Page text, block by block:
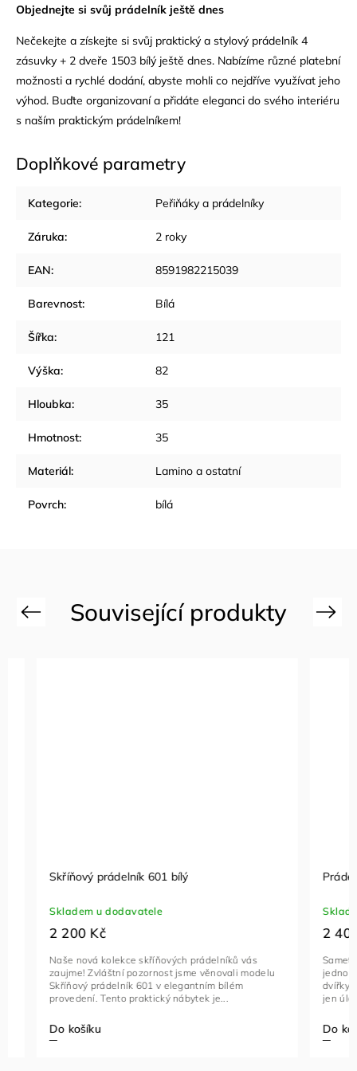
Objednejte si svůj prádelník ještě dnes
Nečekejte a získejte si svůj praktický a stylový prádelník 4
zásuvky + 2 dveře 1503 bílý ještě dnes. Nabízíme různé platební
možnosti a rychlé dodání, abyste mohli co nejdříve využívat jeho
výhod. Buďte organizovaní a přidáte eleganci do svého interiéru
s naším praktickým prádelníkem!
Doplňkové parametry
Kategorie: Peřiňáky a prádelníky
Záruka: 2 roky
EAN: 8591982215039
Barevnost: Bílá
Šířka: 121
Výška: 82
Hloubka: 35
Hmotnost: 35
Materiál: Lamino a ostatní
Povrch: bílá
Previous
Skříňový prádelník 601 bílý
Skladem u dodavatele
2 200 Kč
Do košíku
Naše nová kolekce skříňových prádelníků vás
zaujme! Zvláštní pozornost jsme věnovali modelu
Skříňový prádelník 601 v elegantním bílém
provedení. Tento praktický nábytek je...
Skladem
2 400
Do košíku
Sametová
jednom
dvířky
jen úložný
Next